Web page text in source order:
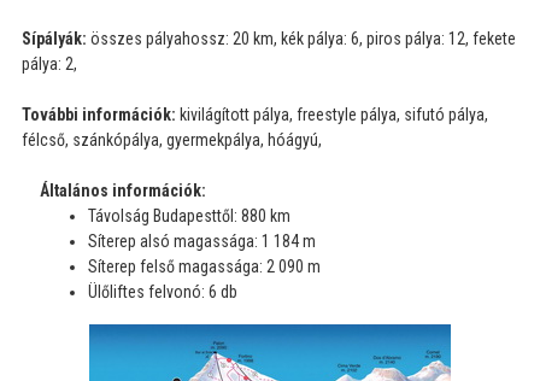
Sípályák: összes pályahossz: 20 km, kék pálya: 6, piros pálya: 12, fekete
pálya: 2,
További információk: kivilágított pálya, freestyle pálya, sifutó pálya,
félcső, szánkópálya, gyermekpálya, hóágyú,
Általános információk:
Távolság Budapesttől: 880 km
Síterep alsó magassága: 1 184 m
Síterep felső magassága: 2 090 m
Ülőliftes felvonó: 6 db